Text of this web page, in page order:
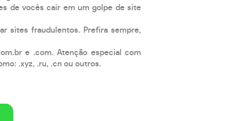
de vocês cair em um golpe de site
sites fraudulentos. Prefira sempre,
e .com. Atenção especial com
.xyz, .ru, .cn ou outros.